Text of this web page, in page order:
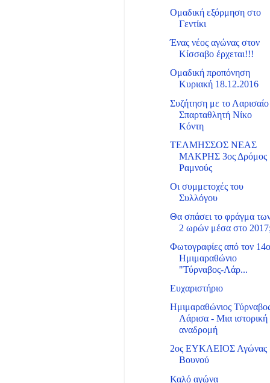
Ομαδική εξόρμηση στο
Γεντίκι
Ένας νέος αγώνας στον
Κίσσαβο έρχεται!!!
Ομαδική προπόνηση
Κυριακή 18.12.2016
Συζήτηση με το Λαρισαίο
Σπαρταθλητή Νίκο
Κόντη
ΤΕΛΜΗΣΣΟΣ ΝΕΑΣ
ΜΑΚΡΗΣ 3ος Δρόμος
Ραμνούς
Οι συμμετοχές του
Συλλόγου
Θα σπάσει το φράγμα
2 ωρών μέσα στο
Φωτογραφίες από τον
Ημιμαραθώνιο
"Τύρναβος-Λάρ...
Ευχαριστήριο
Ημιμαραθώνιος
Λάρισα - Μια ιστορική
αναδρομή
2ος ΕΥΚΛΕΙΟΣ Αγώνας
Βουνού
Καλό αγώνα